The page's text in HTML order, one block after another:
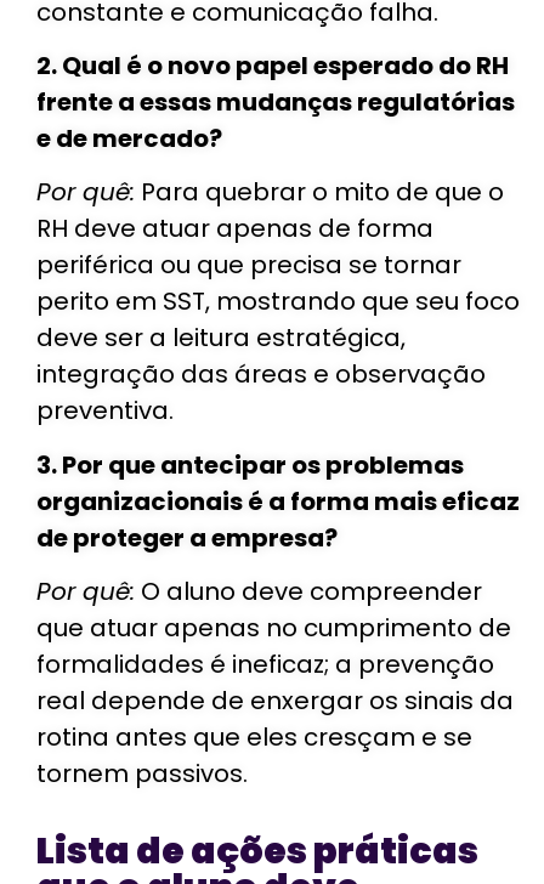
constante e comunicação falha.
2. Qual é o novo papel esperado do RH
frente a essas mudanças regulatórias
e de mercado?
Por quê: Para quebrar o mito de que o
RH deve atuar apenas de forma
periférica ou que precisa se tornar
perito em SST, mostrando que seu foco
deve ser a leitura estratégica,
integração das áreas e observação
preventiva.
3. Por que antecipar os problemas
organizacionais é a forma mais eficaz
de proteger a empresa?
Por quê: O aluno deve compreender
que atuar apenas no cumprimento de
formalidades é ineficaz; a prevenção
real depende de enxergar os sinais da
rotina antes que eles cresçam e se
tornem passivos.
Lista de ações práticas